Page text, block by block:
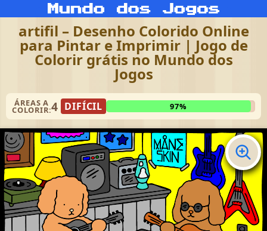
artifil – Desenho Colorido Online
para Pintar e Imprimir | Jogo de
Colorir grátis no Mundo dos
Jogos
ÁREAS A
COLORIR:4 DIFÍCIL 97%